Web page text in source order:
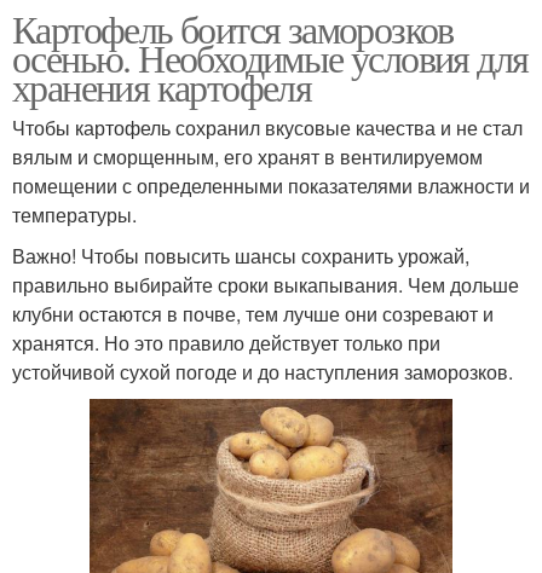
Картофель боится заморозков
осенью. Необходимые условия для
хранения картофеля
Чтобы картофель сохранил вкусовые качества и не стал
вялым и сморщенным, его хранят в вентилируемом
помещении с определенными показателями влажности и
температуры.
Важно! Чтобы повысить шансы сохранить урожай,
правильно выбирайте сроки выкапывания. Чем дольше
клубни остаются в почве, тем лучше они созревают и
хранятся. Но это правило действует только при
устойчивой сухой погоде и до наступления заморозков.